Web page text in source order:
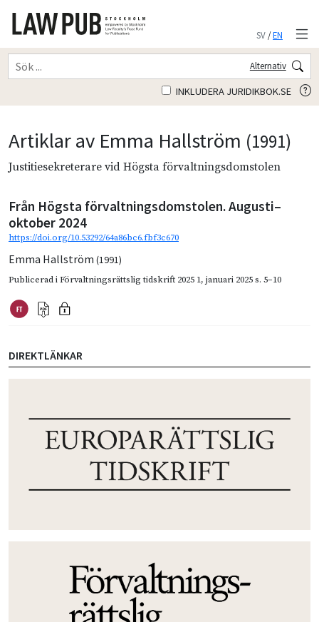
SV/EN
Alternativ
INKLUDERA JURIDIKBOK.SE
Artiklar av Emma Hallström (1991)
Justitiesekreterare vid Högsta förvaltningsdomstolen
Från Högsta förvaltningsdomstolen. Augusti–
oktober 2024
https://doi.org/10.53292/64a86bc6.fbf3c670
Emma Hallström (1991)
Publicerad iFörvaltningsrättslig tidskrift 2025 1, januari 2025s. 5–10
DIREKTLÄNKAR